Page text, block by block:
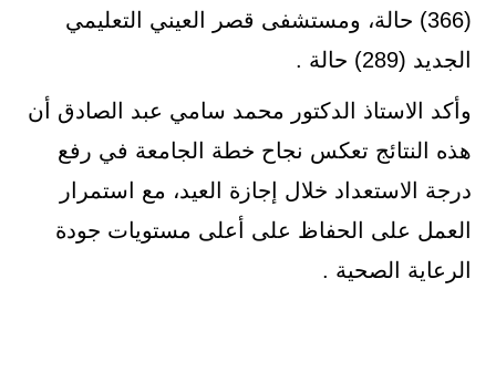
(366) حالة، ومستشفى قصر العيني التعليمي
الجديد (289) حالة .
وأكد الاستاذ الدكتور محمد سامي عبد الصادق أن
هذه النتائج تعكس نجاح خطة الجامعة في رفع
درجة الاستعداد خلال إجازة العيد، مع استمرار
العمل على الحفاظ على أعلى مستويات جودة
الرعاية الصحية .